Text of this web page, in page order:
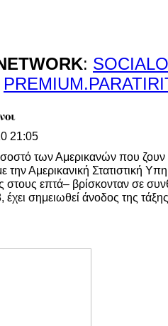
:
21:05
των Αμερικανών που
Αμερικανική Στατιστική
στους επτά– βρίσκονταν σε
σημειωθεί άνοδος της